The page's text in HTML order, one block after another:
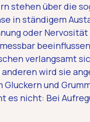
stehen über die
in ständigem
oder
verlangsamt
wird sie
Gluckern und
es nicht: Bei